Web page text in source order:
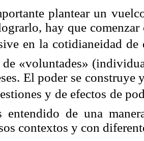
plantear un
hay que
en la cotidianeidad de
«voluntades»
El poder se
y de efectos de
entendido de una
contextos y con